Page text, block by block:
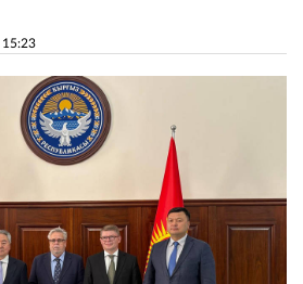
15:23
КОНТАКТИ
РЕКЛАМА
АБОНАМЕНТ
УСЛОВИЯ ЗА ПОЛЗВАНЕ
ПОЛИТИКА ЗА БИСКВИТКИТЕ